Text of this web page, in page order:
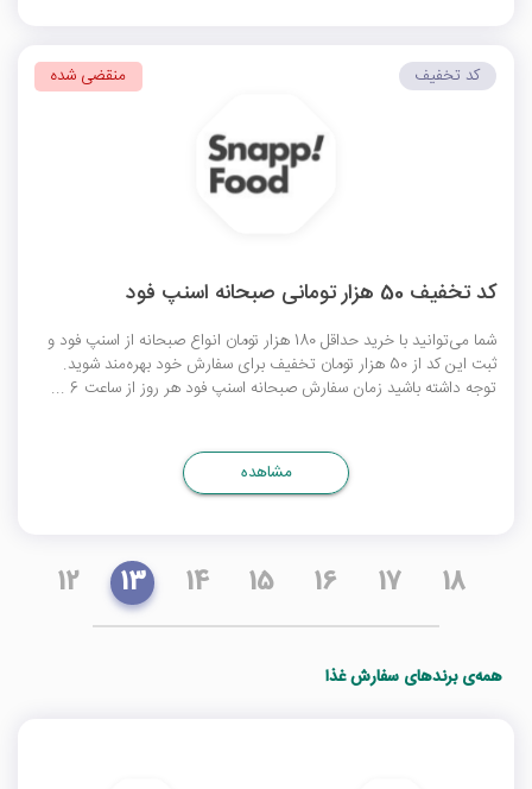
کد تخفیف 50 هزار تومانی صبحانه اسنپ فود
شما می‌توانید با خرید حداقل 180 هزار تومان انواع صبحانه از اسنپ فود و
ثبت این کد از 50 هزار تومان تخفیف برای سفارش خود بهره‌مند شوید.
توجه داشته باشید زمان سفارش صبحانه اسنپ فود هر روز از ساعت 6 ...
کد تخفیف منقضی شده
مشاهده
12 13 14 15 16 17 18
همه‌ی برندهای سفارش غذا